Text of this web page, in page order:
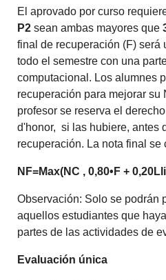
El aprovado por curso
P2sean ambas mayores que
final de recuperación (F) será
todo el semestre con una
computacional. Los alumnes
recuperación para mejorar su
profesor se reserva el
d'honor, si las hubiere, antes
recuperación. La nota final se
NF=Max(NC , 0,80•F +
Observación: Solo se podrán
aquellos estudiantes que
partes de las actividades de
Evaluación única